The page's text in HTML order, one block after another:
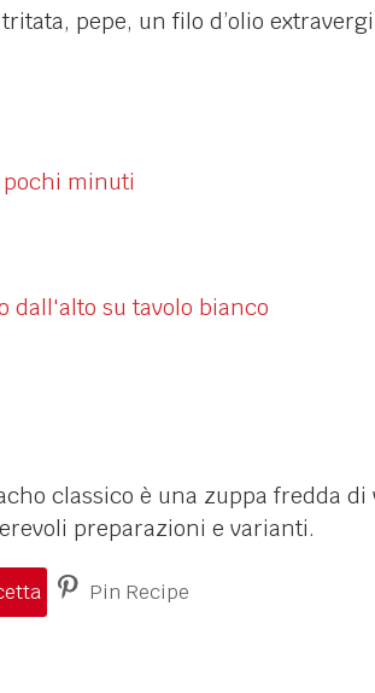
pepe, un filo d’olio
classico è una zuppa fredda di
preparazioni e varianti.
Pin Recipe